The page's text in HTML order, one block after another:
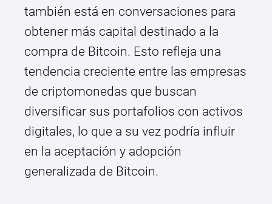
también está en conversaciones para
obtener más capital destinado a la
compra de Bitcoin. Esto refleja una
tendencia creciente entre las empresas
de criptomonedas que buscan
diversificar sus portafolios con activos
digitales, lo que a su vez podría influir
en la aceptación y adopción
generalizada de Bitcoin.